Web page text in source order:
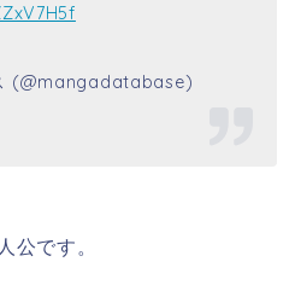
(@mangadatabase)
公です。